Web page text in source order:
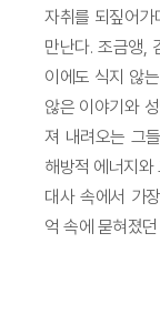
자취를 되짚어
만난다. 조금앵,
이에도 식지 않
않은 이야기와
져 내려오는 그
해방적 에너지와
대사 속에서 가
억 속에 묻혀졌